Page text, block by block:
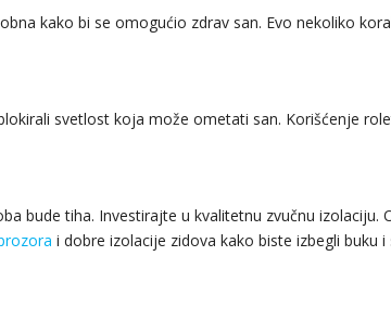
kako bi se omogućio zdrav san. Evo nekoliko
svetlost koja može ometati san. Korišćenje
bude tiha. Investirajte u kvalitetnu zvučnu izolaciju.
i dobre izolacije zidova kako biste izbegli buku